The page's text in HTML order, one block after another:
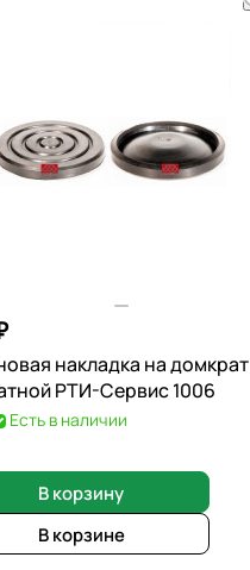
накладка на домкрат
РТИ-Сервис 1006
Есть в наличии
В корзину
В корзине